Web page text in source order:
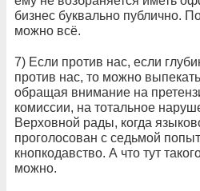
бизнес буквально публично.
можно всё.
7) Если против нас, если
против нас, то можно
обращая внимание на
комиссии, на тотальное
Верховной рады, когда
проголосован с седьмой
кнопкодавство. А что тут
можно.